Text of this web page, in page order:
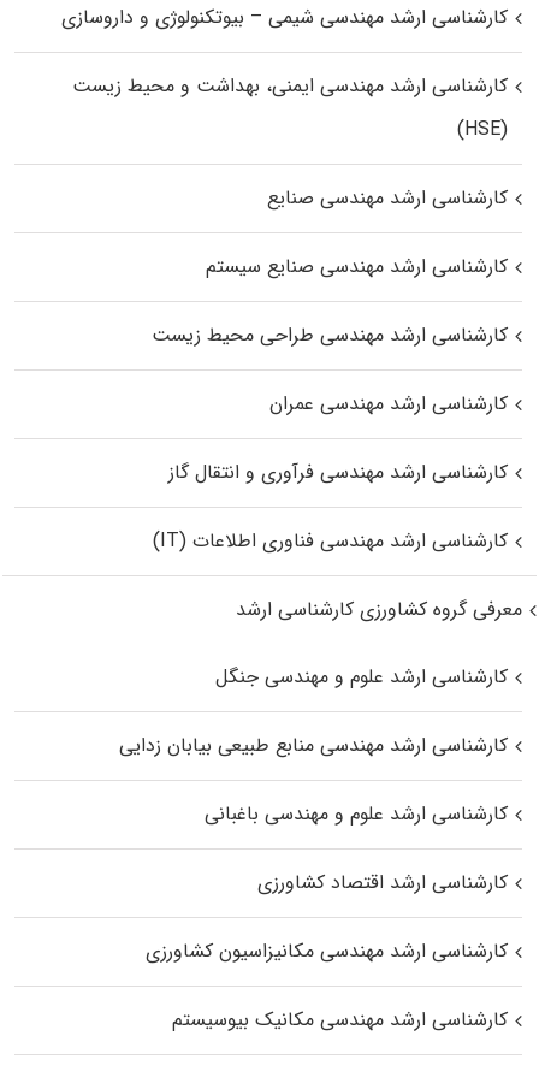
کارشناسی ارشد مهندسی شیمی – بیوتکنولوژی و داروسازی
کارشناسی ارشد مهندسی ایمنی، بهداشت و محیط زیست
(HSE)
کارشناسی ارشد مهندسی صنایع
کارشناسی ارشد مهندسی صنایع سیستم
کارشناسی ارشد مهندسی طراحی محیط زیست
کارشناسی ارشد مهندسی عمران
کارشناسی ارشد مهندسی فرآوری و انتقال گاز
کارشناسی ارشد مهندسی فناوری اطلاعات (IT)
معرفی گروه کشاورزی کارشناسی ارشد
کارشناسی ارشد علوم و مهندسی جنگل
کارشناسی ارشد مهندسی منابع طبیعی بیابان زدایی
کارشناسی ارشد علوم و مهندسی باغبانی
کارشناسی ارشد اقتصاد کشاورزی
کارشناسی ارشد مهندسی مکانیزاسیون کشاورزی
کارشناسی ارشد مهندسی مکانیک بیوسیستم